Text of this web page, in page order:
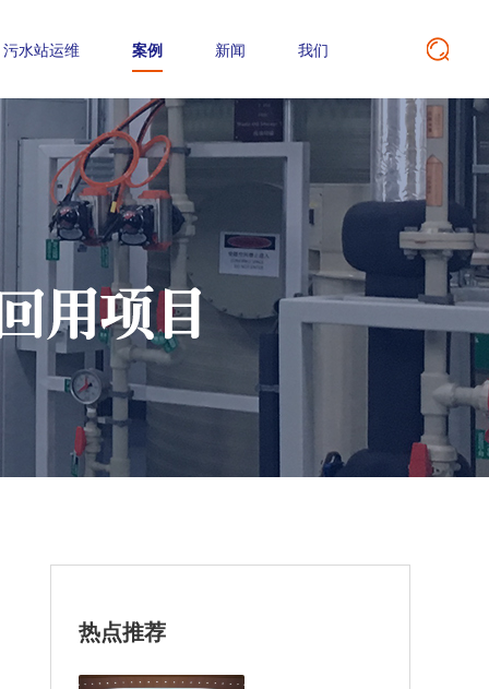
污水站运维 案例 新闻 我们
热点推荐